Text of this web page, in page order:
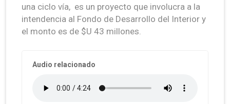
una ciclo vía, es un proyecto que involucra a la
intendencia al Fondo de Desarrollo del Interior y
el monto es de $U 43 millones.
Audio relacionado